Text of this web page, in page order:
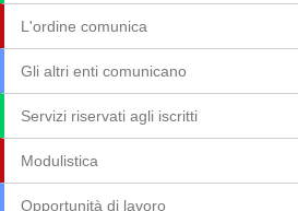
L'ordine comunica
Gli altri enti comunicano
Servizi riservati agli iscritti
Modulistica
Opportunità di lavoro